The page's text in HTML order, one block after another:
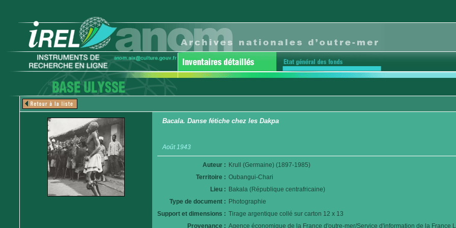
Bacala. Danse fétiche chez les Dakpa
Août 1943
Auteur : Krull (Germaine) (1897-1985)
Territoire : Oubangui-Chari
Lieu : Bakala (République centrafricaine)
Type de document : Photographie
Support et dimensions : Tirage argentique collé sur carton 12 x 13
Provenance : Agence économique de la France d'outre-mer/Service d'information de la France